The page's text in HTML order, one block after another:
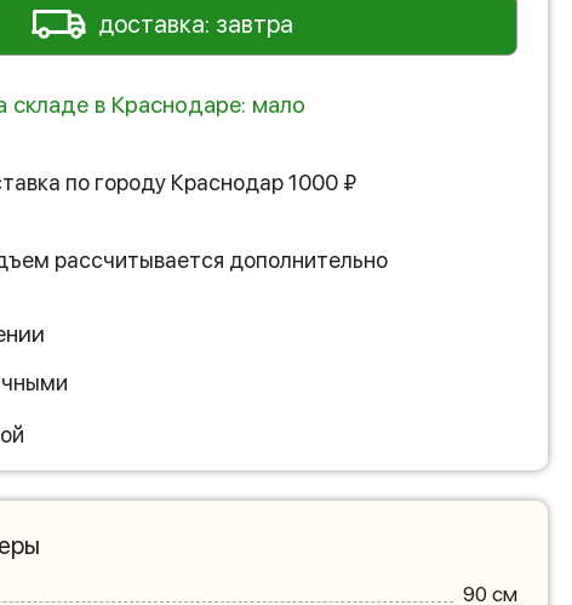
доставка: завтра
складе в Краснодаре: мало
по городу Краснодар 1000 ₽
рассчитывается дополнительно
90 см